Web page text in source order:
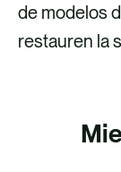
de modelos
restauren la